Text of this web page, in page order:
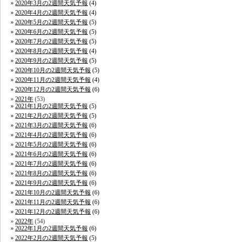
2020年3月の2週間天気予報 (4)
2020年4月の2週間天気予報 (4)
2020年5月の2週間天気予報 (5)
2020年6月の2週間天気予報 (5)
2020年7月の2週間天気予報 (5)
2020年8月の2週間天気予報 (4)
2020年9月の2週間天気予報 (5)
2020年10月の2週間天気予報 (5)
2020年11月の2週間天気予報 (4)
2020年12月の2週間天気予報 (6)
2021年 (53)
2021年1月の2週間天気予報 (5)
2021年2月の2週間天気予報 (5)
2021年3月の2週間天気予報 (6)
2021年4月の2週間天気予報 (6)
2021年5月の2週間天気予報 (6)
2021年6月の2週間天気予報 (6)
2021年7月の2週間天気予報 (6)
2021年8月の2週間天気予報 (6)
2021年9月の2週間天気予報 (6)
2021年10月の2週間天気予報 (6)
2021年11月の2週間天気予報 (6)
2021年12月の2週間天気予報 (6)
2022年 (54)
2022年1月の2週間天気予報 (6)
2022年2月の2週間天気予報 (5)